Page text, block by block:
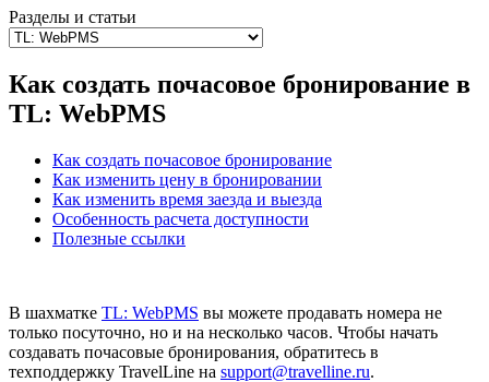
Разделы и статьи
Как создать почасовое бронирование в
TL: WebPMS
Как создать почасовое бронирование
Как изменить цену в бронировании
Как изменить время заезда и выезда
Особенность расчета доступности
Полезные ссылки
В шахматке TL: WebPMS вы можете продавать номера не
только посуточно, но и на несколько часов. Чтобы начать
создавать почасовые бронирования, обратитесь в
техподдержку TravelLine на support@travelline.ru.